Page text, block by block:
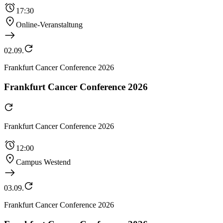
17:30
Online-Veranstaltung
02.09.
Frankfurt Cancer Conference 2026
Frankfurt Cancer Conference 2026
Frankfurt Cancer Conference 2026
12:00
Campus Westend
03.09.
Frankfurt Cancer Conference 2026